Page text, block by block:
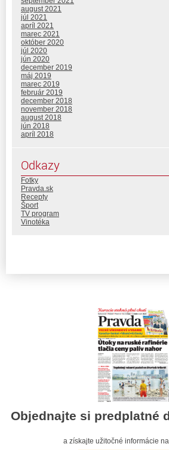
august 2021
júl 2021
apríl 2021
marec 2021
október 2020
júl 2020
jún 2020
december 2019
máj 2019
marec 2019
február 2019
december 2018
november 2018
august 2018
jún 2018
apríl 2018
Odkazy
Fotky
Pravda.sk
Recepty
Šport
TV program
Vinotéka
Objednajte si predplatné
a získajte užitočné informácie